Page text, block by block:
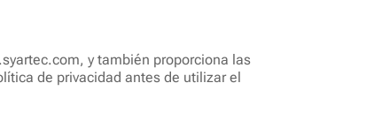
y también proporciona las
de privacidad antes de utilizar el